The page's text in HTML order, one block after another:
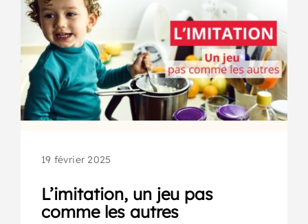
19 février 2025
L’imitation, un jeu pas
comme les autres